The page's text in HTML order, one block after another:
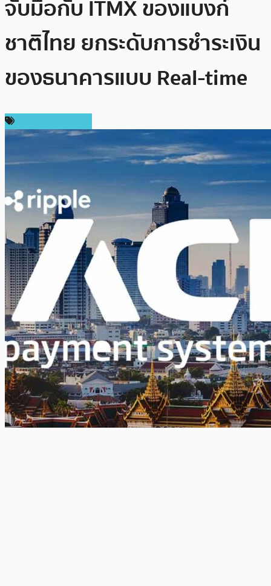
จับมือกับ ITMX ของแบงก์
ชาติไทย ยกระดับการชำระเงิน
ของธนาคารแบบ Real-time